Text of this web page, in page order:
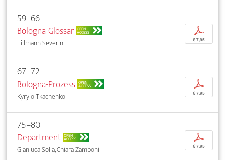
59–66
Bologna-Glossar OPEN
ACCESS
Tillmann Severin
p
€ 7,95
67–72
Bologna-Prozess OPEN
ACCESS
Kyrylo Tkachenko
p
€ 7,95
75–80
Department OPEN
ACCESS
Gianluca Solla, Chiara Zamboni
p
€ 7,95